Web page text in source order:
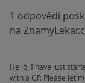
1 odpovědí
na
Hello, I have just
with a GP. Please let